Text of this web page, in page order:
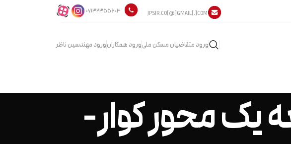
JPSIR.CO[@]GMAIL[.]COM
ورود متقاضیان مسکن ملیورود همکارانورود مهندسین ناظر
قطعه یک محور کوار-